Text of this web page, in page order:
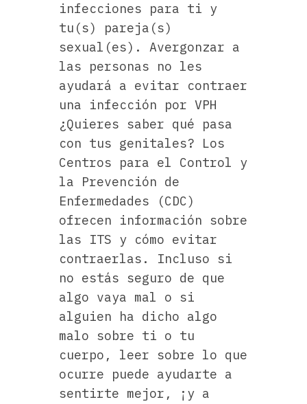
infecciones para ti y
tu(s) pareja(s)
sexual(es). Avergonzar a
las personas no les
ayudará a evitar contraer
una infección por VPH
¿Quieres saber qué pasa
con tus genitales? Los
Centros para el Control y
la Prevención de
Enfermedades (CDC)
ofrecen información sobre
las ITS y cómo evitar
contraerlas. Incluso si
no estás seguro de que
algo vaya mal o si
alguien ha dicho algo
malo sobre ti o tu
cuerpo, leer sobre lo que
ocurre puede ayudarte a
sentirte mejor, ¡y a